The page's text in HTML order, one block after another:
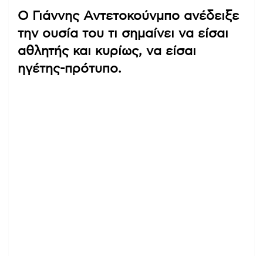
Ο Γιάννης Αντετοκούνμπο ανέδειξε
την ουσία του τι σημαίνει να είσαι
αθλητής και κυρίως, να είσαι
ηγέτης-πρότυπο.